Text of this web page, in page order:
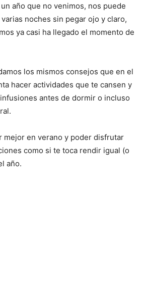
año que no venimos, nos puede
noches sin pegar ojo y claro,
ya casi ha llegado el momento de
los mismos consejos que en el
hacer actividades que te cansen y
antes de dormir o incluso
mejor en verano y poder disfrutar
como si te toca rendir igual (o
año.